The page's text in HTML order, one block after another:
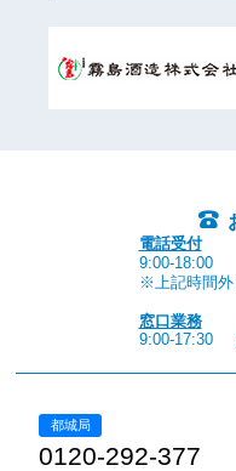
電話受付
9:00-18:00
※上記時間外
窓口業務
9:00-17:30
都城局
0120-292-377